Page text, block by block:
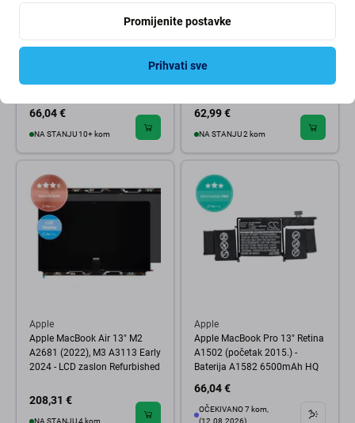
Apple
Apple MacBook Pro 15" A1990
66,04 €
NA STANJU 10+ kom
Apple
Apple MacBook Pro 15" Retina
62,99 €
NA STANJU 2 kom
Apple
Apple MacBook Air 13" M2
A2681 (2022), M3 A3113 Early
2024 - LCD zaslon Refurbished
208,31 €
NA STANJU 4 kom
Apple
Apple MacBook Pro 13" Retina
A1502 (početak 2015.) -
Baterija A1582 6500mAh HQ
66,04 €
OČEKIVANO 7 kom,
(12.08.2026)
Promijenite postavke
Prihvati sve